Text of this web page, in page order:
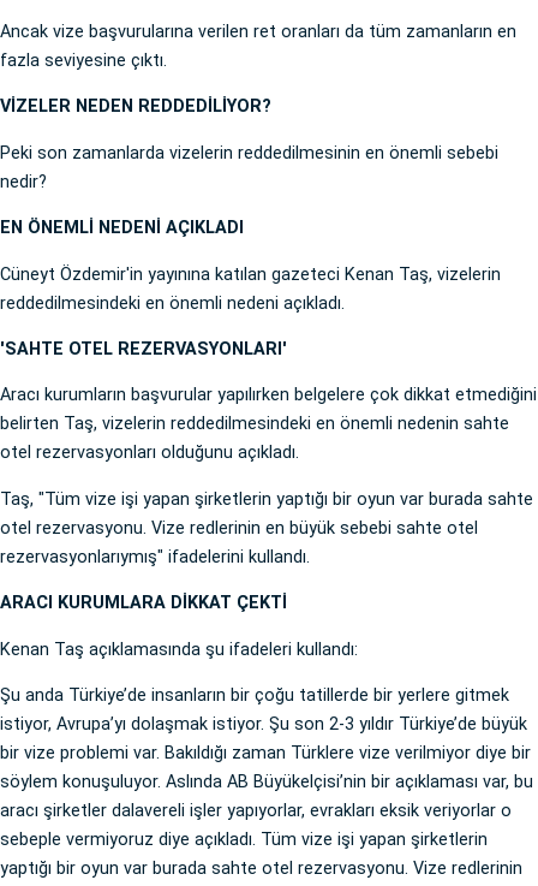
Ancak vize başvurularına verilen ret oranları da tüm zamanların en
fazla seviyesine çıktı.
VİZELER NEDEN REDDEDİLİYOR?
Peki son zamanlarda vizelerin reddedilmesinin en önemli sebebi
nedir?
EN ÖNEMLİ NEDENİ AÇIKLADI
Cüneyt Özdemir'in yayınına katılan gazeteci Kenan Taş, vizelerin
reddedilmesindeki en önemli nedeni açıkladı.
'SAHTE OTEL REZERVASYONLARI'
Aracı kurumların başvurular yapılırken belgelere çok dikkat etmediğini
belirten Taş, vizelerin reddedilmesindeki en önemli nedenin sahte
otel rezervasyonları olduğunu açıkladı.
Taş, "Tüm vize işi yapan şirketlerin yaptığı bir oyun var burada sahte
otel rezervasyonu. Vize redlerinin en büyük sebebi sahte otel
rezervasyonlarıymış" ifadelerini kullandı.
ARACI KURUMLARA DİKKAT ÇEKTİ
Kenan Taş açıklamasında şu ifadeleri kullandı:
Şu anda Türkiye’de insanların bir çoğu tatillerde bir yerlere gitmek
istiyor, Avrupa’yı dolaşmak istiyor. Şu son 2-3 yıldır Türkiye’de büyük
bir vize problemi var. Bakıldığı zaman Türklere vize verilmiyor diye bir
söylem konuşuluyor. Aslında AB Büyükelçisi’nin bir açıklaması var, bu
aracı şirketler dalavereli işler yapıyorlar, evrakları eksik veriyorlar o
sebeple vermiyoruz diye açıkladı. Tüm vize işi yapan şirketlerin
yaptığı bir oyun var burada sahte otel rezervasyonu. Vize redlerinin